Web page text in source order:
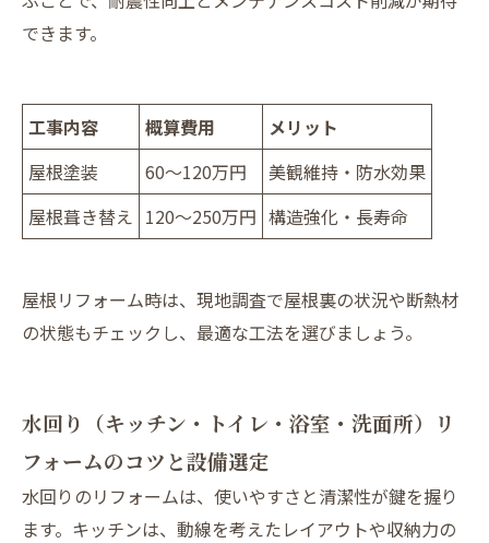
できます。
工事内容 概算費用
メリット
屋根塗装
60～120万円
美観維持・防水効果
屋根葺き替え 120～250万円 構造強化・長寿命
屋根リフォーム時は、現地調査で屋根裏の状況や断熱材
の状態もチェックし、最適な工法を選びましょう。
水回り（キッチン・トイレ・浴室・洗面所）リ
フォームのコツと設備選定
水回りのリフォームは、使いやすさと清潔性が鍵を握り
ます。キッチンは、動線を考えたレイアウトや収納力の